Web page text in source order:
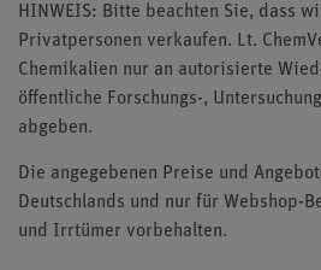
HINWEIS: Bitte beachten Sie, dass
Privatpersonen verkaufen. Lt.
Chemikalien nur an autorisierte
öffentliche Forschungs-,
abgeben.
Die angegebenen Preise und
Deutschlands und nur für Webshop-
und Irrtümer vorbehalten.